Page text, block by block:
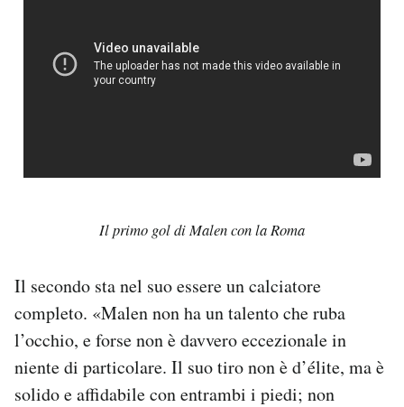
Il primo gol di Malen con la Roma
Il secondo sta nel suo essere un calciatore
completo. «Malen non ha un talento che ruba
l’occhio, e forse non è davvero eccezionale in
niente di particolare. Il suo tiro non è d’élite, ma è
solido e affidabile con entrambi i piedi; non